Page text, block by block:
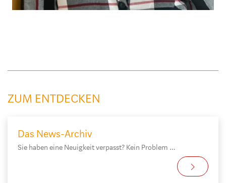
ZUM ENTDECKEN
Das News-Archiv
Sie haben eine Neuigkeit verpasst? Kein Problem …